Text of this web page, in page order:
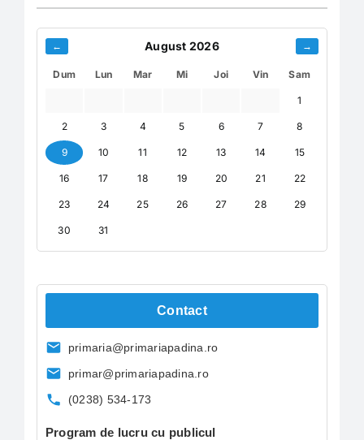
← August 2026 →
Dum Lun Mar Mi Joi Vin Sam
1
2 3 4 5 6 7 8
9 10 11 12 13 14 15
16 17 18 19 20 21 22
23 24 25 26 27 28 29
30 31
Contact
primaria@primariapadina.ro
primar@primariapadina.ro
(0238) 534-173
Program de lucru cu publicul